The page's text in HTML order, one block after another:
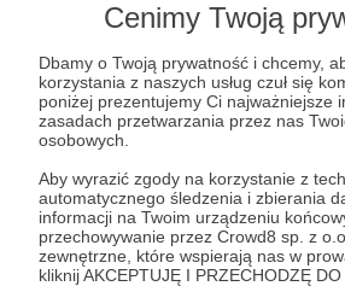
Cenimy Twoją
Dbamy o Twoją prywatność i chcemy,
korzystania z naszych usług czuł się
poniżej prezentujemy Ci najważniejsze
zasadach przetwarzania przez nas
osobowych.
Aby wyrazić zgody na korzystanie z
automatycznego śledzenia i zbierania
informacji na Twoim urządzeniu
przechowywanie przez Crowd8 sp. z
zewnętrzne, które wspierają nas w
kliknij AKCEPTUJĘ I PRZECHODZĘ DO
Nie podawaj swoich danych
finansowych na podjerzanych
Sprawdź dokładnie adres URL,
"Tak, przejdź do strony".
Jeśli masz wątpliwości, wróć do
link.
Czy na pewno chcesz
Tak, przejdź do